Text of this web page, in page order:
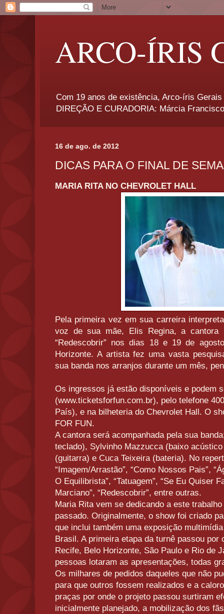
ARCO-ÍRIS
Com 19 anos de existência, Arco-íris
DIREÇÃO E CURADORIA: Márcia
16 de ago. de 2012
DICAS PARA O FINAL DE
MARIA RITA NO CHEVROLET HALL
Pela primeira vez em sua carreira
voz de sua mãe, Elis Regina, a cantora
“Redescobrir” nos dias 18 e 19 de
Horizonte. A artista fez uma vasta
sua banda nos arranjos durante um mês,
Os ingressos já estão disponíveis e podem
(www.ticketsforfun.com.br), pelo telefone
País), e na bilheteria do Chevrolet Hall. O
FOR FUN.
A cantora será acompanhada pela sua
teclado), Sylvinho Mazzucca (baixo
(guitarra) e Cuca Teixeira (bateria). No
“Imagem/Arrastão”, “Como Nossos Pais”,
O Equilibrista”, “Tatuagem”, “Se Eu Quiser
Marciano”, “Redescobrir”, entre outras.
Maria Rita vem se dedicando a este
passado. Originalmente, o show foi criado
que inclui também uma exposição
Brasil. A primeira etapa da turnê passou
Recife, Belo Horizonte, São Paulo e Rio de
pessoas lotaram as apresentações, todas
Os milhares de pedidos daqueles que não
para que outros fossem realizados e a
praças por onde o projeto passou surtiram
inicialmente planejado, a mobilização dos